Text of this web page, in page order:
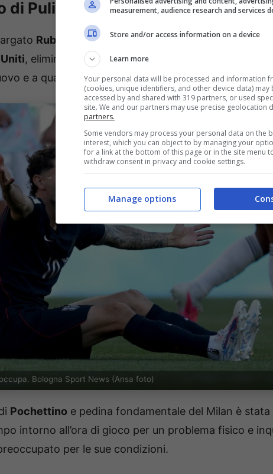
di Pulisic preoccupa
Ruben Amorim, rischia di partire in salita. Infatti
, eliminati dalMondialedal
e a quanto pare serioinfortunio per Christian
Bologna Sport News (Ansa foto)
Pochettino e pedina fondamentale del Milan è stata
intorno all’ora di gioco per un problema fisico e
per le sue condizioni.
measurement, audience research and services
Store and/or access information on a device
Learn more
Your personal data will be processed and information
(cookies, unique identifiers, and other device data) may
accessed by and shared with 319 partners, or used
site. We and our partners may use precise geolocation
partners.
Some vendors may process your personal data on the
interest, which you can object to by managing your
for a link at the bottom of this page or in the site menu
withdraw consent in privacy and cookie settings.
Manage options